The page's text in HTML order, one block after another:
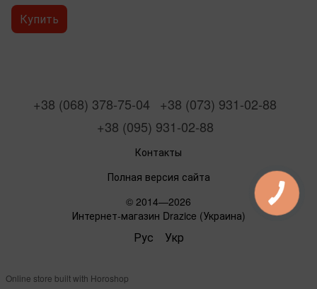
Купить
+38 (068) 378-75-04
+38 (073) 931-02-88
+38 (095) 931-02-88
Контакты
Полная версия сайта
© 2014—2026
Интернет-магазин Drazice (Украина)
Рус Укр
Online store built with Horoshop